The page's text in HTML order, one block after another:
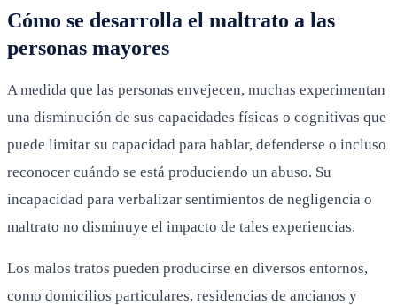
Cómo se desarrolla el maltrato a las
personas mayores
A medida que las personas envejecen, muchas experimentan
una disminución de sus capacidades físicas o cognitivas que
puede limitar su capacidad para hablar, defenderse o incluso
reconocer cuándo se está produciendo un abuso. Su
incapacidad para verbalizar sentimientos de negligencia o
maltrato no disminuye el impacto de tales experiencias.
Los malos tratos pueden producirse en diversos entornos,
como domicilios particulares, residencias de ancianos y